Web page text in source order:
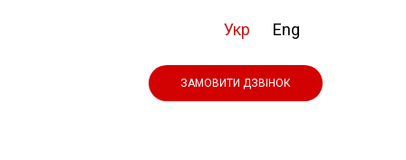
Укр Eng
ЗАМОВИТИ ДЗВІНОК